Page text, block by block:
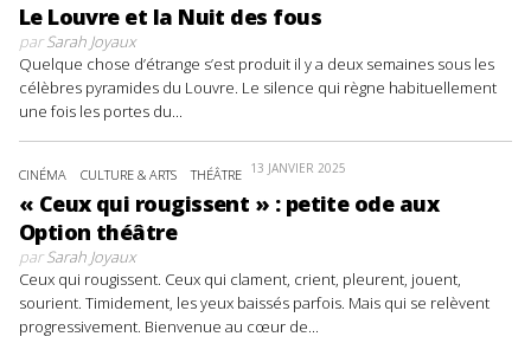
Le Louvre et la Nuit des fous
parSarah Joyaux
Quelque chose d’étrange s’est produit il y a deux semaines sous les
célèbres pyramides du Louvre. Le silence qui règne habituellement
une fois les portes du...
CINÉMA CULTURE & ARTS THÉÂTRE 13 JANVIER 2025
« Ceux qui rougissent » : petite ode aux
Option théâtre
parSarah Joyaux
Ceux qui rougissent. Ceux qui clament, crient, pleurent, jouent,
sourient. Timidement, les yeux baissés parfois. Mais qui se relèvent
progressivement. Bienvenue au cœur de...